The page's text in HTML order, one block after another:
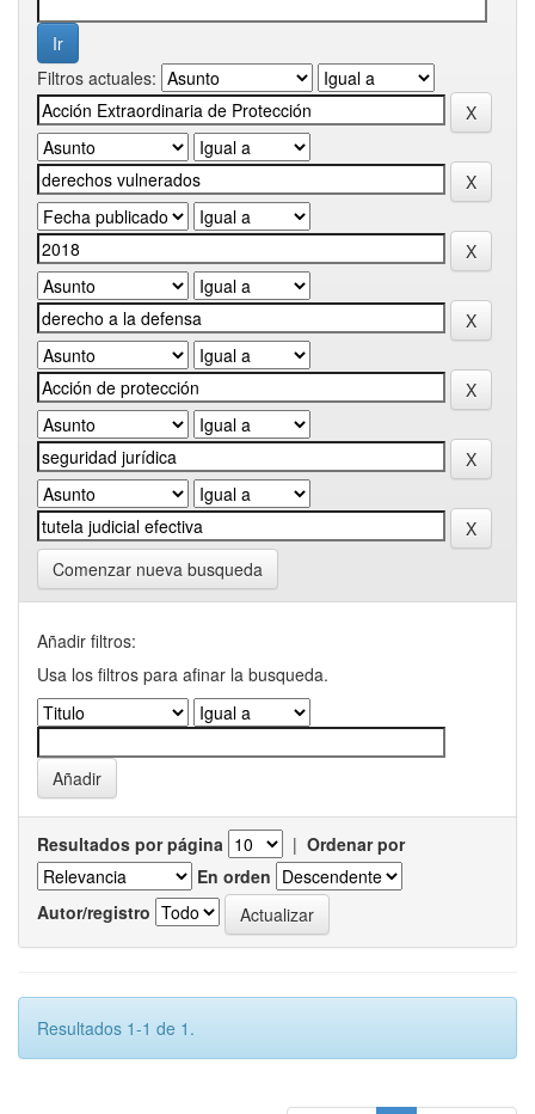
Filtros actuales:
Comenzar nueva busqueda
Añadir filtros:
Usa los filtros para afinar la busqueda.
Resultados por página | Ordenar por
En orden
Autor/registro
Resultados 1-1 de 1.